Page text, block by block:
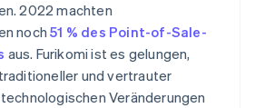
2022 machten
noch51 % des Point-of-Sale-
aus. Furikomi ist es gelungen,
und vertrauter
Veränderungen